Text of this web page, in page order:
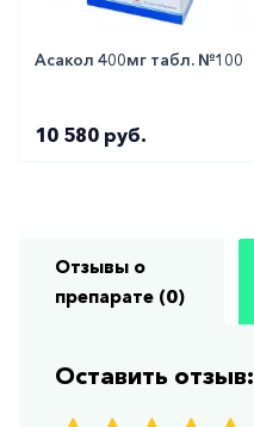
Асакол 400мг табл. №100
10 580 руб.
Отзывы о
препарате (0)
Оставить отзыв: